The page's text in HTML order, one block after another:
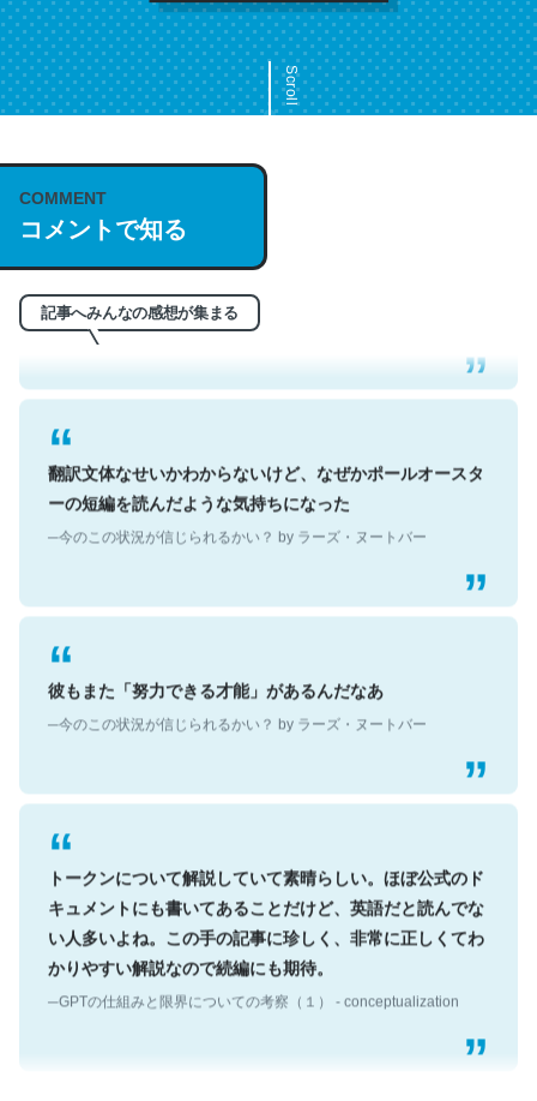
Scroll
COMMENT
コメントで知る
記事へみんなの感想が集まる
これは名文。彼はとてもクレバーなんだろうなと凄く思
う。英語少しでも読める人は原文もお勧め。自分はこの流
れ好き。Let’s Fucking Go. Then Covid hit. Shit.
─今のこの状況が信じられるかい？ by ラーズ・ヌートバー
翻訳文体なせいかわからないけど、なぜかポールオースタ
ーの短編を読んだような気持ちになった
─今のこの状況が信じられるかい？ by ラーズ・ヌートバー
彼もまた「努力できる才能」があるんだなあ
─今のこの状況が信じられるかい？ by ラーズ・ヌートバー
トークンについて解説していて素晴らしい。ほぼ公式のド
キュメントにも書いてあることだけど、英語だと読んでな
い人多いよね。この手の記事に珍しく、非常に正しくてわ
かりやすい解説なので続編にも期待。
─GPTの仕組みと限界についての考察（１） - conceptualization